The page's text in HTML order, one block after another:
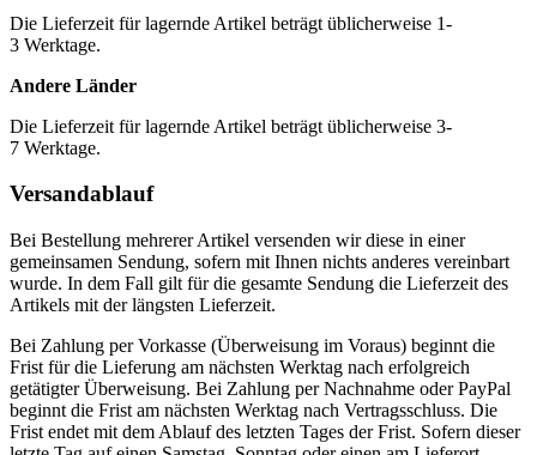
Die Lieferzeit für lagernde Artikel beträgt üblicherweise 1-
3 Werktage.
Andere Länder
Die Lieferzeit für lagernde Artikel beträgt üblicherweise 3-
7 Werktage.
Versandablauf
Bei Bestellung mehrerer Artikel versenden wir diese in einer
gemeinsamen Sendung, sofern mit Ihnen nichts anderes vereinbart
wurde. In dem Fall gilt für die gesamte Sendung die Lieferzeit des
Artikels mit der längsten Lieferzeit.
Bei Zahlung per Vorkasse (Überweisung im Voraus) beginnt die
Frist für die Lieferung am nächsten Werktag nach erfolgreich
getätigter Überweisung. Bei Zahlung per Nachnahme oder PayPal
beginnt die Frist am nächsten Werktag nach Vertragsschluss. Die
Frist endet mit dem Ablauf des letzten Tages der Frist. Sofern dieser